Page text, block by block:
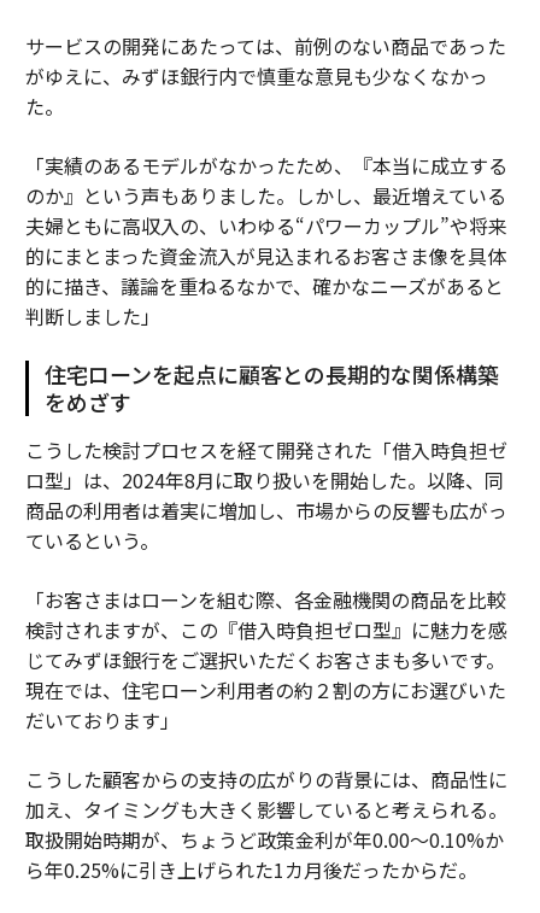
サービスの開発にあたっては、前例のない商品であった
がゆえに、みずほ銀行内で慎重な意見も少なくなかっ
た。
「実績のあるモデルがなかったため、『本当に成立する
のか』という声もありました。しかし、最近増えている
夫婦ともに高収入の、いわゆる“パワーカップル”や将来
的にまとまった資金流入が見込まれるお客さま像を具体
的に描き、議論を重ねるなかで、確かなニーズがあると
判断しました」
住宅ローンを起点に顧客との長期的な関係構築
をめざす
こうした検討プロセスを経て開発された「借入時負担ゼ
ロ型」は、2024年8月に取り扱いを開始した。以降、同
商品の利用者は着実に増加し、市場からの反響も広がっ
ているという。
「お客さまはローンを組む際、各金融機関の商品を比較
検討されますが、この『借入時負担ゼロ型』に魅力を感
じてみずほ銀行をご選択いただくお客さまも多いです。
現在では、住宅ローン利用者の約２割の方にお選びいた
だいております」
こうした顧客からの支持の広がりの背景には、商品性に
加え、タイミングも大きく影響していると考えられる。
取扱開始時期が、ちょうど政策金利が年0.00〜0.10%か
ら年0.25%に引き上げられた1カ月後だったからだ。